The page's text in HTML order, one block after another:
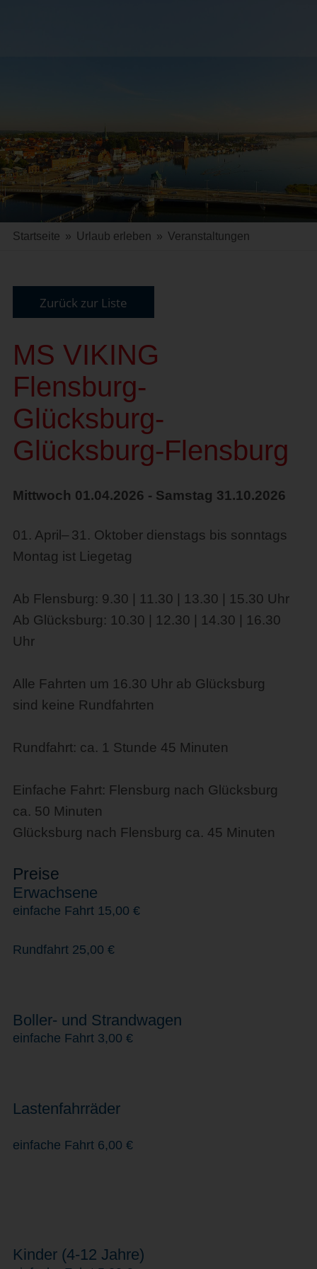
Startseite » Urlaub erleben » Veranstaltungen
Zurück zur Liste
MS VIKING
Flensburg-
Glücksburg-
Glücksburg-Flensburg
Mittwoch 01.04.2026 - Samstag 31.10.2026
01. April– 31. Oktober dienstags bis sonntags
Montag ist Liegetag
Ab Flensburg: 9.30 | 11.30 | 13.30 | 15.30 Uhr
Ab Glücksburg: 10.30 | 12.30 | 14.30 | 16.30
Uhr
Alle Fahrten um 16.30 Uhr ab Glücksburg
sind keine Rundfahrten
Rundfahrt: ca. 1 Stunde 45 Minuten
Einfache Fahrt: Flensburg nach Glücksburg
ca. 50 Minuten
Glücksburg nach Flensburg ca. 45 Minuten
Preise
Erwachsene
einfache Fahrt 15,00 €
Rundfahrt 25,00 €
Boller- und Strandwagen
einfache Fahrt 3,00 €
Lastenfahrräder
einfache Fahrt 6,00 €
Kinder (4-12 Jahre)